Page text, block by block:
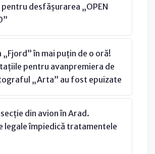
desfășurarea „OPEN
„Fjord” în mai puțin de o oră!
pentru avanpremiera de
„Arta” au fost epuizate
din avion în Arad.
legale împiedică tratamentele